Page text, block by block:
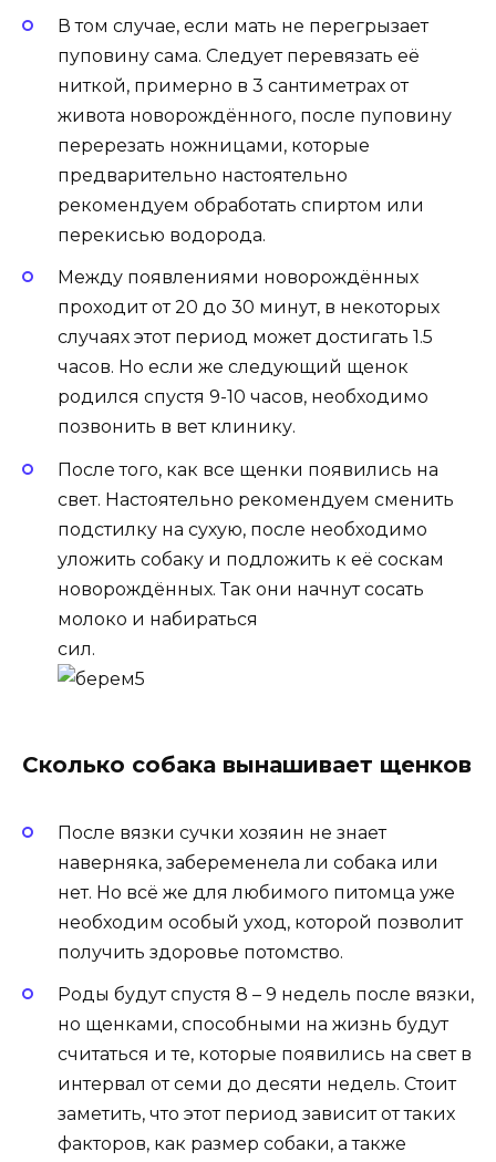
В том случае, если мать не перегрызает
пуповину сама. Следует перевязать её
ниткой, примерно в 3 сантиметрах от
живота новорождённого, после пуповину
перерезать ножницами, которые
предварительно настоятельно
рекомендуем обработать спиртом или
перекисью водорода.
Между появлениями новорождённых
проходит от 20 до 30 минут, в некоторых
случаях этот период может достигать 1.5
часов. Но если же следующий щенок
родился спустя 9-10 часов, необходимо
позвонить в вет клинику.
После того, как все щенки появились на
свет. Настоятельно рекомендуем сменить
подстилку на сухую, после необходимо
уложить собаку и подложить к её соскам
новорождённых. Так они начнут сосать
молоко и набираться
сил.
Сколько собака вынашивает щенков
После вязки сучки хозяин не знает
наверняка, забеременела ли собака или
нет. Но всё же для любимого питомца уже
необходим особый уход, которой позволит
получить здоровье потомство.
Роды будут спустя 8 – 9 недель после вязки,
но щенками, способными на жизнь будут
считаться и те, которые появились на свет в
интервал от семи до десяти недель. Стоит
заметить, что этот период зависит от таких
факторов, как размер собаки, а также